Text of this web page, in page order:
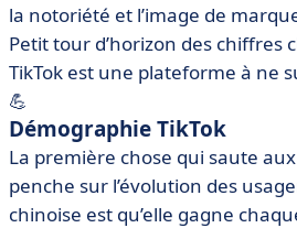
la notoriété et l’image de
Petit tour d’horizon des chiffres
TikTok est une plateforme à ne
💪
Démographie TikTok
La première chose qui saute
penche sur l’évolution des
chinoise est qu’elle gagne